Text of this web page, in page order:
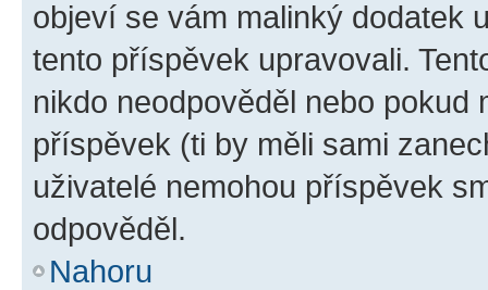
objeví se vám malinký dodatek
tento příspěvek upravovali.
nikdo neodpověděl nebo pokud
příspěvek (ti by měli sami
uživatelé nemohou příspěvek
odpověděl.
Nahoru